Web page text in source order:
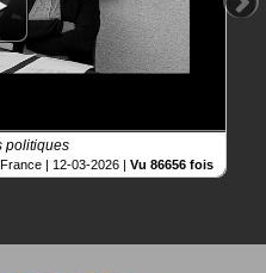
politiques
France | 12-03-2026 Vu 86656 fois